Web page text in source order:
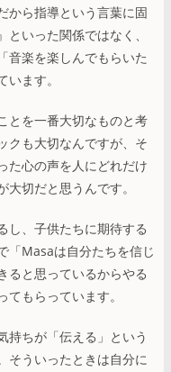
から指導という言葉に固
いった関係ではなく、
音楽を楽しんでもらいた
ます。
とを一番大切なものと考
クも大切なんですが、そ
た心の声を人にどれだけ
切だと思うんです。
し、子供たちに期待する
「Masaは自分たちを信じ
ると思っているからやる
もらっています。
持ちが「伝える」という
そういったときは自分に